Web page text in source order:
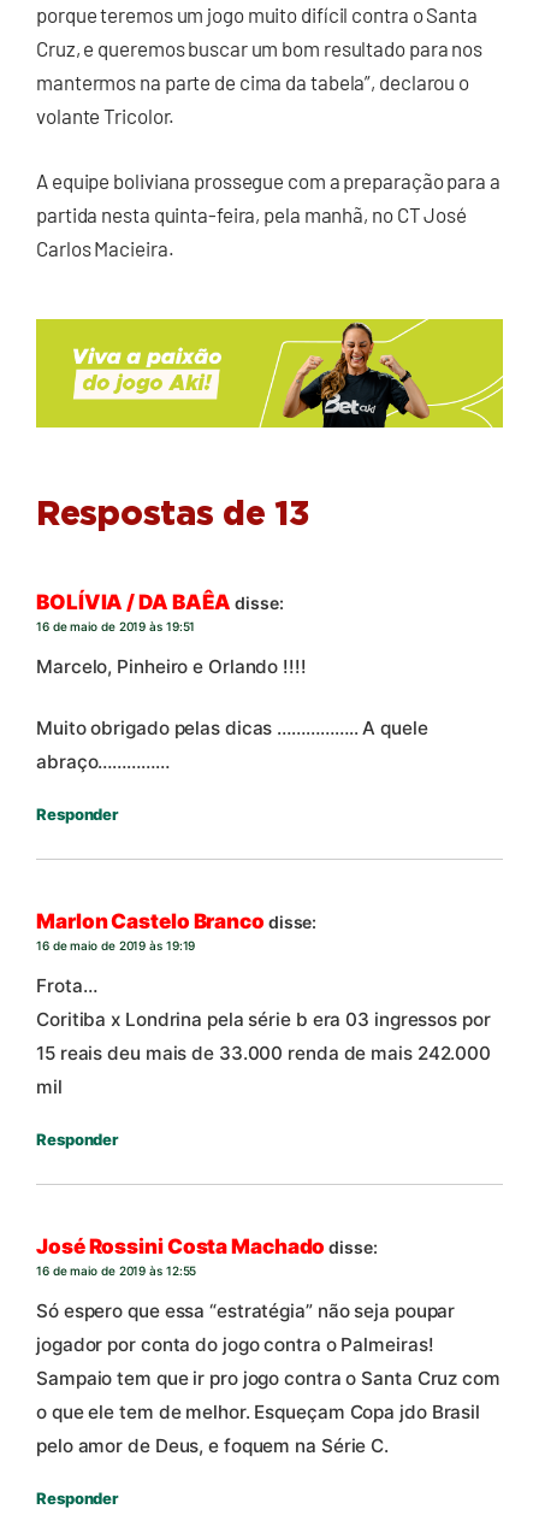
porque teremos um jogo muito difícil contra o Santa
Cruz, e queremos buscar um bom resultado para nos
mantermos na parte de cima da tabela”, declarou o
volante Tricolor.
A equipe boliviana prossegue com a preparação para a
partida nesta quinta-feira, pela manhã, no CT José
Carlos Macieira.
Respostas de 13
BOLÍVIA / DA BAÊA disse:
16 de maio de 2019 às 19:51
Marcelo, Pinheiro e Orlando !!!!
Muito obrigado pelas dicas …………….. A quele
abraço……………
Responder
Marlon Castelo Branco disse:
16 de maio de 2019 às 19:19
Frota…
Coritiba x Londrina pela série b era 03 ingressos por
15 reais deu mais de 33.000 renda de mais 242.000
mil
Responder
José Rossini Costa Machado disse:
16 de maio de 2019 às 12:55
Só espero que essa “estratégia” não seja poupar
jogador por conta do jogo contra o Palmeiras!
Sampaio tem que ir pro jogo contra o Santa Cruz com
o que ele tem de melhor. Esqueçam Copa jdo Brasil
pelo amor de Deus, e foquem na Série C.
Responder